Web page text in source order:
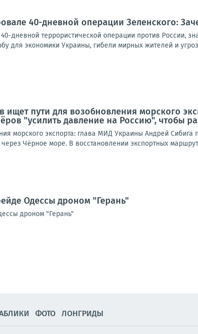
40-дневной операции Зеленского:
дневной террористической операции против России,
для экономики Украины, гибели мирных жителей и
ищет пути для возобновления морского
"усилить давление на Россию", чтобы
морского экспорта: глава МИД Украины Андрей
Чёрное море. В восстановлении экспортных
Одессы дроном "Герань"
дроном "Герань"
ФОТО ЛОНГРИДЫ